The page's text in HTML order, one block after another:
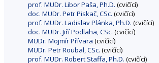
prof. MUDr. Libor Paša, Ph.D. (cvičící)
doc. MUDr. Petr Piskač, CSc. (cvičící)
prof. MUDr. Ladislav Plánka, Ph.D. (cvičící)
doc. MUDr. Jiří Podlaha, CSc. (cvičící)
MUDr. Mojmír Přívara (cvičící)
MUDr. Petr Roubal, CSc. (cvičící)
prof. MUDr. Robert Staffa, Ph.D. (cvičící)